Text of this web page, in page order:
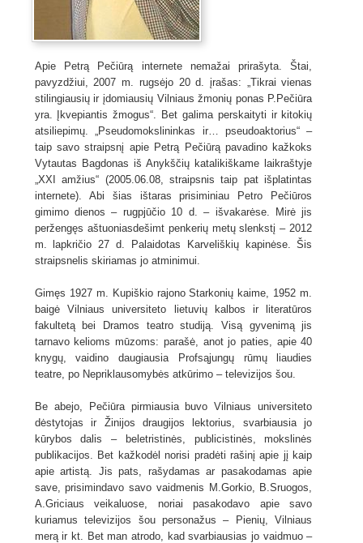
Apie Petrą Pečiūrą internete nemažai prirašyta. Štai,
pavyzdžiui, 2007 m. rugsėjo 20 d. įrašas: „Tikrai vienas
stilingiausių ir įdomiausių Vilniaus žmonių ponas P.Pečiūra
yra. Įkvepiantis žmogus“. Bet galima perskaityti ir kitokių
atsiliepimų. „Pseudomokslininkas ir… pseudoaktorius“ –
taip savo straipsnį apie Petrą Pečiūrą pavadino kažkoks
Vytautas Bagdonas iš Anykščių katalikiškame laikraštyje
„XXI amžius“ (2005.06.08, straipsnis taip pat išplatintas
internete). Abi šias ištaras prisiminiau Petro Pečiūros
gimimo dienos – rugpjūčio 10 d. – išvakarėse. Mirė jis
peržengęs aštuoniasdešimt penkerių metų slenkstį – 2012
m. lapkričio 27 d. Palaidotas Karveliškių kapinėse. Šis
straipsnelis skiriamas jo atminimui.
Gimęs 1927 m. Kupiškio rajono Starkonių kaime, 1952 m.
baigė Vilniaus universiteto lietuvių kalbos ir literatūros
fakultetą bei Dramos teatro studiją. Visą gyvenimą jis
tarnavo kelioms mūzoms: parašė, anot jo paties, apie 40
knygų, vaidino daugiausia Profsąjungų rūmų liaudies
teatre, po Nepriklausomybės atkūrimo – televizijos šou.
Be abejo, Pečiūra pirmiausia buvo Vilniaus universiteto
dėstytojas ir Žinijos draugijos lektorius, svarbiausia jo
kūrybos dalis – beletristinės, publicistinės, mokslinės
publikacijos. Bet kažkodėl norisi pradėti rašinį apie jį kaip
apie artistą. Jis pats, rašydamas ar pasakodamas apie
save, prisimindavo savo vaidmenis M.Gorkio, B.Sruogos,
A.Griciaus veikaluose, noriai pasakodavo apie savo
kuriamus televizijos šou personažus – Pienių, Vilniaus
merą ir kt. Bet man atrodo, kad svarbiausias jo vaidmuo –